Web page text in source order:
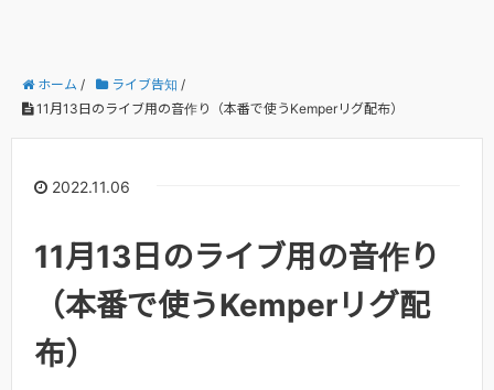
ホーム / ライブ告知 /
11月13日のライブ用の音作り（本番で使うKemperリグ配布）
2022.11.06
11月13日のライブ用の音作り
（本番で使うKemperリグ配
布）